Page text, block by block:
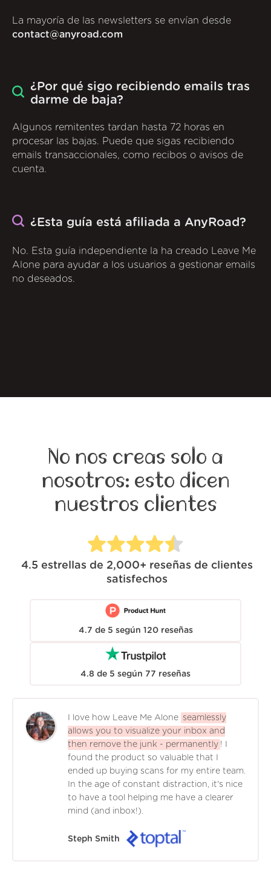
La mayoría de las newsletters se envían desde
contact@anyroad.com
¿Por qué sigo recibiendo emails tras
darme de baja?
Algunos remitentes tardan hasta 72 horas en
procesar las bajas. Puede que sigas recibiendo
emails transaccionales, como recibos o avisos de
cuenta.
¿Esta guía está afiliada a AnyRoad?
No. Esta guía independiente la ha creado Leave Me
Alone para ayudar a los usuarios a gestionar emails
no deseados.
No nos creas solo a
nosotros: esto dicen
nuestros clientes
4.5 estrellas de 2,000+ reseñas de clientes
satisfechos
4.7 de 5 según 120 reseñas
4.8 de 5 según 77 reseñas
I love how Leave Me Alone seamlessly
allows you to visualize your inbox and
then remove the junk - permanently ! I
found the product so valuable that I
ended up buying scans for my entire team.
In the age of constant distraction, it's nice
to have a tool helping me have a clearer
mind (and inbox!).
Steph Smith